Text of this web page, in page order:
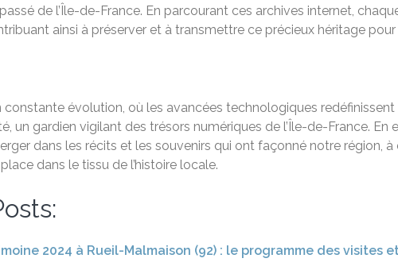
de l’Île-de-France. En parcourant ces archives internet,
ainsi à préserver et à transmettre ce précieux héritage
constante évolution, où les avancées technologiques
un gardien vigilant des trésors numériques de l’Île-de-France.
dans les récits et les souvenirs qui ont façonné notre région,
dans le tissu de l’histoire locale.
2024 à Rueil-Malmaison (92) : le programme des visites